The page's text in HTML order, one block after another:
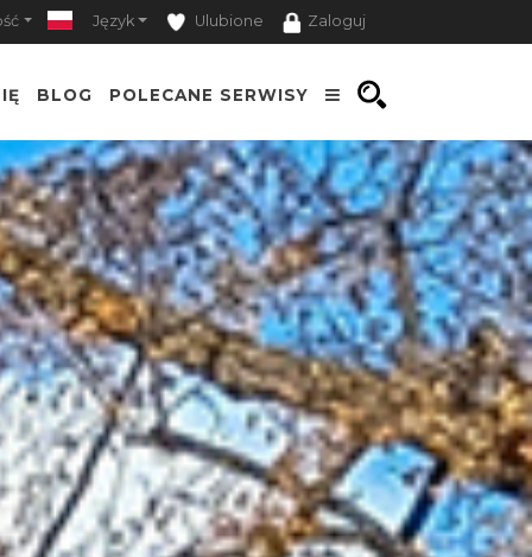
Język Ulubione Zaloguj
BLOG POLECANE SERWISY